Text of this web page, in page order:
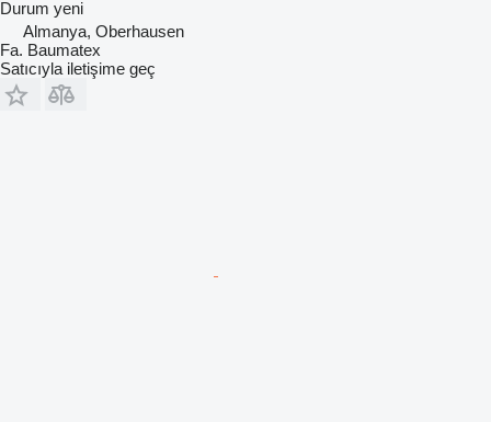
Durum yeni
Almanya, Oberhausen
Fa. Baumatex
Satıcıyla iletişime geç